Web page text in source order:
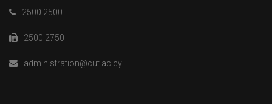
2500 2500
2500 2750
administration@cut.ac.cy